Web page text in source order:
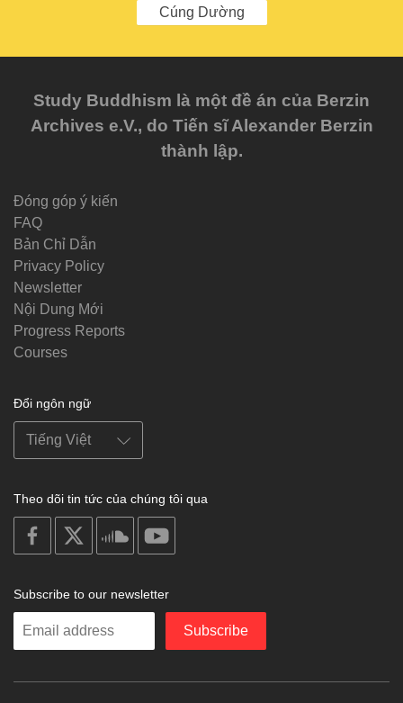
Cúng Dường
Study Buddhism là một đề án của Berzin
Archives e.V., do Tiến sĩ Alexander Berzin
thành lập.
Đóng góp ý kiến
FAQ
Bản Chỉ Dẫn
Privacy Policy
Newsletter
Nội Dung Mới
Progress Reports
Courses
Đổi ngôn ngữ
Theo dõi tin tức của chúng tôi qua
on
facebook
soundcloud
Subscribe to our newsletter
Enter
Subscribe